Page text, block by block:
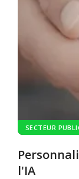
SECTEUR
l'IA